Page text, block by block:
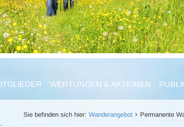
WERTUNGEN & AKTIONEN
Sie befinden sich hier: Wanderangebot Permanente